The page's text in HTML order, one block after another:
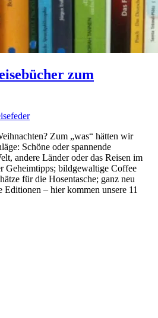
zum
Zum „was“ hätten wir
Schöne oder spannende
andere Länder oder das Reisen im
Geheimtipps; bildgewaltige Coffee
für die Hosentasche; ganz neu
Editionen – hier kommen unsere 11